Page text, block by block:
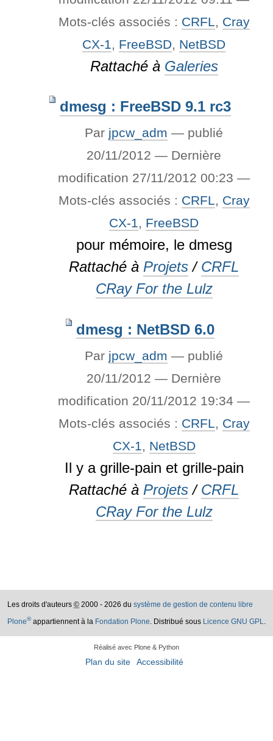
Mots-clés associés : CRFL, Cray
CX-1, FreeBSD, NetBSD
Rattaché à Galeries
dmesg : FreeBSD 9.1 rc3
Par jpcw_adm — publié
20/11/2012— Dernière
modification 27/11/2012 00:23—
Mots-clés associés : CRFL, Cray
CX-1, FreeBSD
pour mémoire, le dmesg
Rattaché à Projets / CRFL
CRay For the Lulz
dmesg : NetBSD 6.0
Par jpcw_adm — publié
20/11/2012— Dernière
modification 20/11/2012 19:34—
Mots-clés associés : CRFL, Cray
CX-1, NetBSD
Il y a grille-pain et grille-pain
Rattaché à Projets / CRFL
CRay For the Lulz
Les droits d'auteurs © 2000 - 2026 du système de gestion de contenu libre
Plone®appartiennent à la Fondation Plone . Distribué sous Licence GNU GPL
Réalisé avec Plone & Python
Plan du site Accessibilité